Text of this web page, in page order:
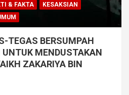
& FAKTA
KESAKSIAN
TEGAS BERSUMPAH
MENDUSTAKAN
ZAKARIYA BIN